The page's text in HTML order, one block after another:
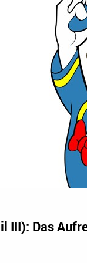
III): Das